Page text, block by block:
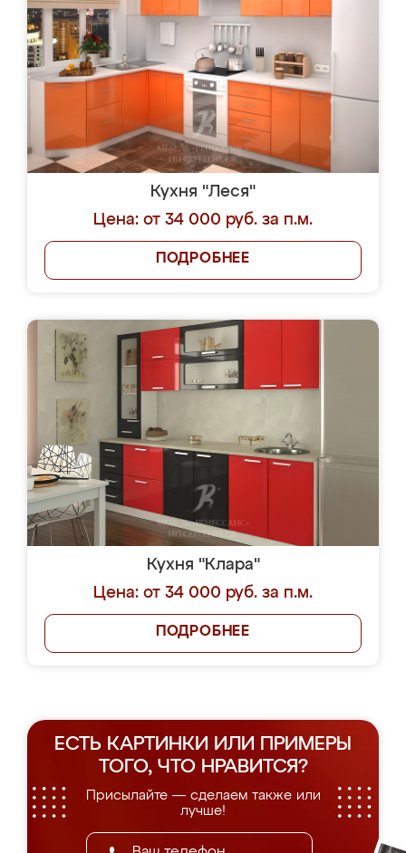
Кухня "Леся"
Цена: от 34 000 руб. за п.м.
ПОДРОБНЕЕ
Кухня "Клара"
Цена: от 34 000 руб. за п.м.
ПОДРОБНЕЕ
ЕСТЬ КАРТИНКИ ИЛИ ПРИМЕРЫ
ТОГО, ЧТО НРАВИТСЯ?
Присылайте — сделаем также или
лучше!